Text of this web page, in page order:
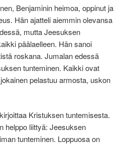
Benjaminin heimoa, oppinut ja
Hän ajatteli aiemmin olevansa
mutta Jeesuksen
päälaelleen. Hän sanoi
roskana. Jumalan edessä
tunteminen. Kaikki ovat
pelastuu armosta, uskon
Kristuksen tuntemisesta.
helppo liittyä: Jeesuksen
tunteminen. Loppuosa on